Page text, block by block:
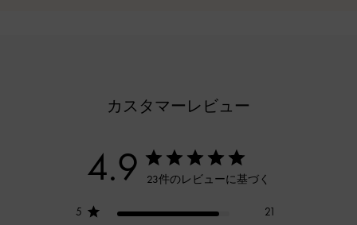
カスタマーレビュー
4.9 23件のレビューに基づく
5
21